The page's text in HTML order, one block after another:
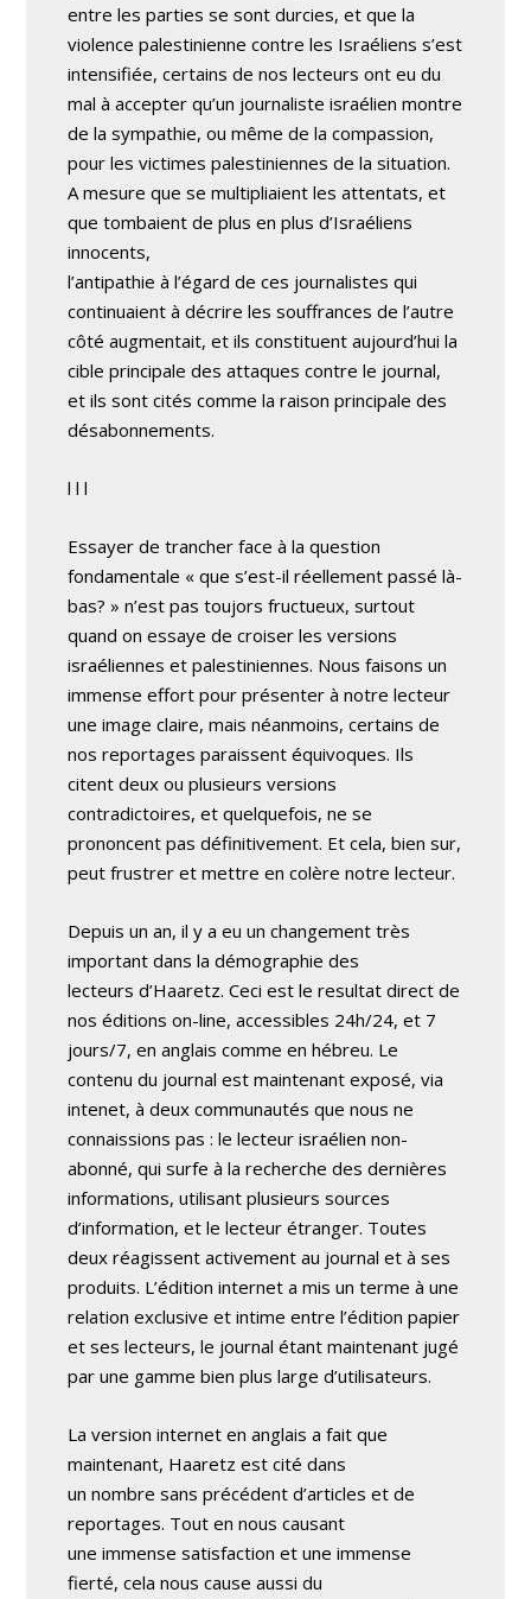
entre les parties se sont durcies, et que la
violence palestinienne contre les Israéliens s’est
intensifiée, certains de nos lecteurs ont eu du
mal à accepter qu’un journaliste israélien montre
de la sympathie, ou même de la compassion,
pour les victimes palestiniennes de la situation.
A mesure que se multipliaient les attentats, et
que tombaient de plus en plus d’Israéliens
innocents,
l’antipathie à l’égard de ces journalistes qui
continuaient à décrire les souffrances de l’autre
côté augmentait, et ils constituent aujourd’hui la
cible principale des attaques contre le journal,
et ils sont cités comme la raison principale des
désabonnements.
l l l
Essayer de trancher face à la question
fondamentale « que s’est-il réellement passé là-
bas? » n’est pas toujors fructueux, surtout
quand on essaye de croiser les versions
israéliennes et palestiniennes. Nous faisons un
immense effort pour présenter à notre lecteur
une image claire, mais néanmoins, certains de
nos reportages paraissent équivoques. Ils
citent deux ou plusieurs versions
contradictoires, et quelquefois, ne se
prononcent pas définitivement. Et cela, bien sur,
peut frustrer et mettre en colère notre lecteur.
Depuis un an, il y a eu un changement très
important dans la démographie des
lecteurs d’Haaretz. Ceci est le resultat direct de
nos éditions on-line, accessibles 24h/24, et 7
jours/7, en anglais comme en hébreu. Le
contenu du journal est maintenant exposé, via
intenet, à deux communautés que nous ne
connaissions pas : le lecteur israélien non-
abonné, qui surfe à la recherche des dernières
informations, utilisant plusieurs sources
d’information, et le lecteur étranger. Toutes
deux réagissent activement au journal et à ses
produits. L’édition internet a mis un terme à une
relation exclusive et intime entre l’édition papier
et ses lecteurs, le journal étant maintenant jugé
par une gamme bien plus large d’utilisateurs.
La version internet en anglais a fait que
maintenant, Haaretz est cité dans
un nombre sans précédent d’articles et de
reportages. Tout en nous causant
une immense satisfaction et une immense
fierté, cela nous cause aussi du